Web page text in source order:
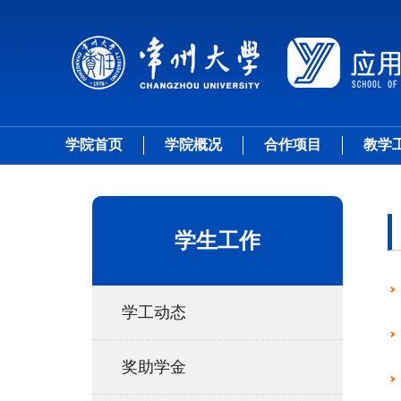
学院首页 学院概况 合作项目 教学
学生工作
学工动态
奖助学金